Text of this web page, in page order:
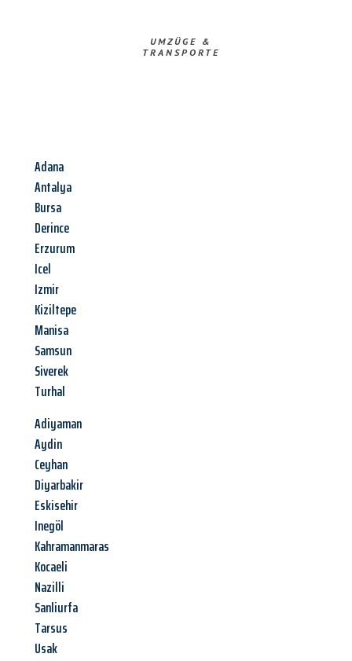
UMZÜGE &
TRANSPORTE
Adana
Antalya
Bursa
Derince
Erzurum
Icel
Izmir
Kiziltepe
Manisa
Samsun
Siverek
Turhal
Adiyaman
Aydin
Ceyhan
Diyarbakir
Eskisehir
Inegöl
Kahramanmaras
Kocaeli
Nazilli
Sanliurfa
Tarsus
Usak